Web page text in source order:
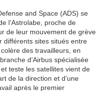
and Space (ADS) se
l’Astrolabe, proche de
de leur mouvement de grève
différents sites situés entre
des travailleurs, en
d’Airbus spécialisée
teste les satellites vient de
de la direction et d’une
après le premier